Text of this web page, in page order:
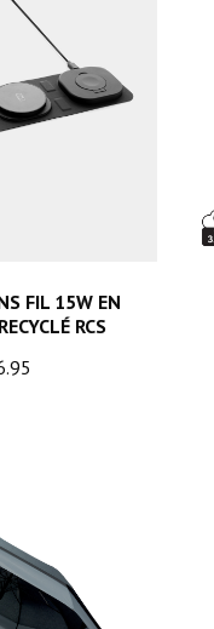
FIL 15W EN
RCS